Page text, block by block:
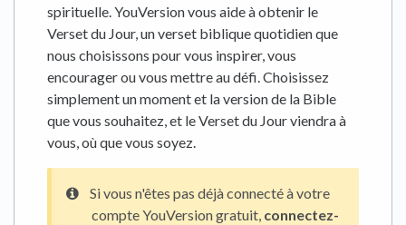
spirituelle. YouVersion vous aide à obtenir le
Verset du Jour, un verset biblique quotidien que
nous choisissons pour vous inspirer, vous
encourager ou vous mettre au défi. Choisissez
simplement un moment et la version de la Bible
que vous souhaitez, et le Verset du Jour viendra à
vous, où que vous soyez.
Si vous n'êtes pas déjà connecté à votre
compte YouVersion gratuit, connectez-